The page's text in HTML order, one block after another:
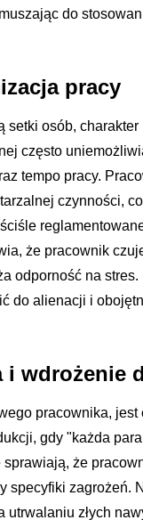
do
pracy
setki osób,
często
tempo pracy.
czynności,
że pracownik
odporność na
do alienacji i
i wdrożenie
pracownika,
gdy "każda
że
specyfiki zagrożeń.
złych